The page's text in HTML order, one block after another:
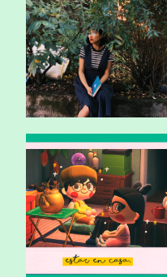
25.
Estar en casa.